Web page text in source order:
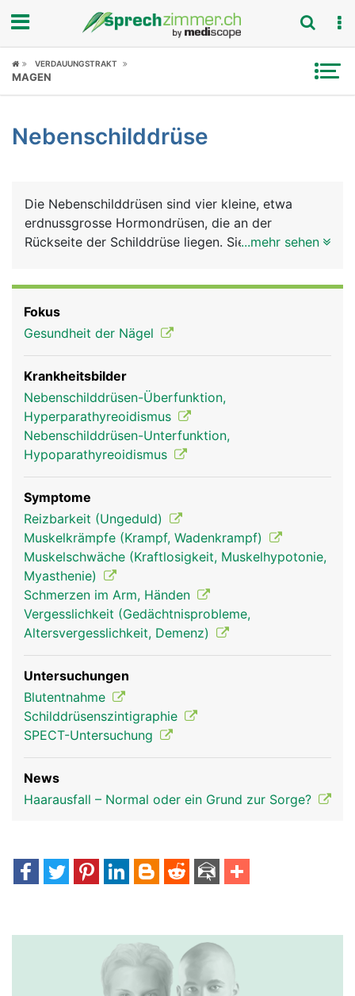
Fokus
Symptome
News
Rubriken
VERDAUUNGSTRAKT
MAGEN
Nebenschilddrüse
Die Nebenschilddrüsen sind vier kleine, etwa
erdnussgrosse Hormondrüsen, die an der
Rückseite der Schilddrüse liegen. Sie produzieren
Zahnaufbau, für die Nerven- und Muskelfunktion
und für die Blutgerinnung. Ausserdem ermöglicht
das Parathormon gemeinsam mit dem Vitamin D
die Kalziumaufnahme aus der Nahrung. Das
Vitamin D wird grösstenteils unter Lichteinfluss in
der Haut gebildet. Wird zu wenig Kalzium über die
Ernährung zugeführt, bewirkt das Parathormon die
Abgabe von Kalzium aus den Knochen ins Blut.
Nebenschilddrüse
Frau
Nebenschilddrüse
Mann
...mehr sehen
Fokus
Gesundheit der Nägel
Krankheitsbilder
Nebenschilddrüsen-Überfunktion,
Hyperparathyreoidismus
Nebenschilddrüsen-Unterfunktion,
Hypoparathyreoidismus
Symptome
Reizbarkeit (Ungeduld)
Muskelkrämpfe (Krampf, Wadenkrampf)
Muskelschwäche (Kraftlosigkeit, Muskelhypotonie,
Myasthenie)
Schmerzen im Arm, Händen
Vergesslichkeit (Gedächtnisprobleme,
Altersvergesslichkeit, Demenz)
Untersuchungen
Blutentnahme
Schilddrüsenszintigraphie
SPECT-Untersuchung
News
Haarausfall – Normal oder ein Grund zur Sorge?